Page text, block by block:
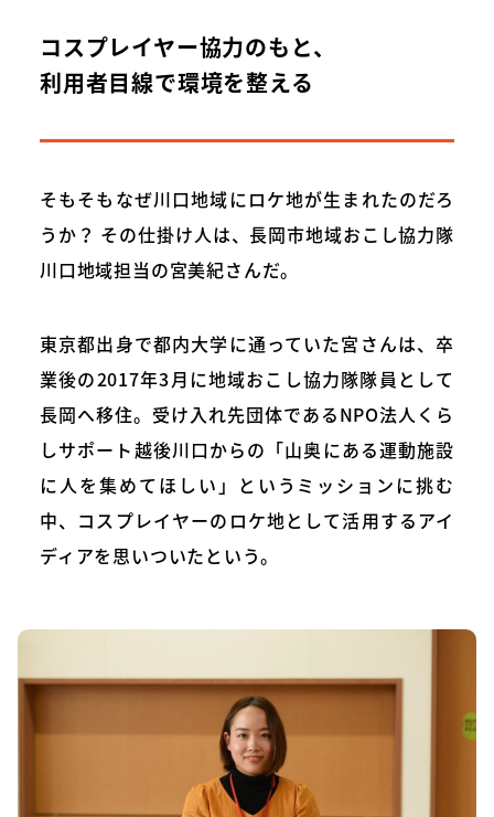
コスプレイヤー協力のもと、
利用者目線で環境を整える
そもそもなぜ川口地域にロケ地が生まれたのだろ
うか？ その仕掛け人は、長岡市地域おこし協力隊
川口地域担当の宮美紀さんだ。
東京都出身で都内大学に通っていた宮さんは、卒
業後の2017年3月に地域おこし協力隊隊員として
長岡へ移住。受け入れ先団体であるNPO法人くら
しサポート越後川口からの「山奥にある運動施設
に人を集めてほしい」というミッションに挑む
中、コスプレイヤーのロケ地として活用するアイ
ディアを思いついたという。